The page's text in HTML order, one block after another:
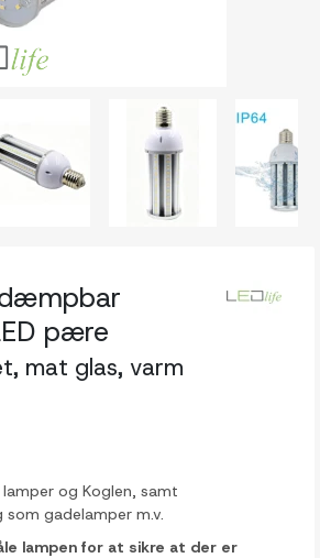
pære
mat glas, varm
og Koglen, samt
som gadelamper m.v.
lampen for at sikre at der er